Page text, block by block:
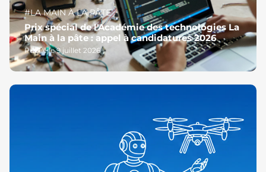
#LA MAIN À LA PÂTE
Prix spécial de l'Académie des technologies La
Main à la pâte : appel à candidatures 2026
Publié le 9 juillet 2026